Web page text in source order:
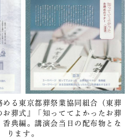
める東京都葬祭業協同組合（東葬
お葬式』「知っててよかったお葬
典編。講演会当日の配布物とな
ります。